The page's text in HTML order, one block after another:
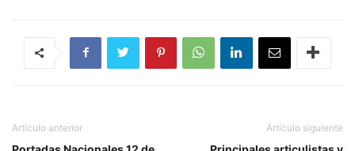
Artículo anterior Artículo siguiente